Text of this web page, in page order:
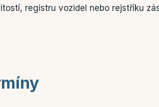
registru vozidel nebo rejstříku